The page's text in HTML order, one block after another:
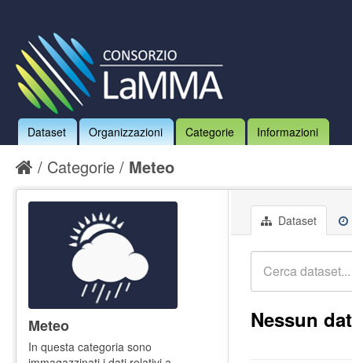
Dataset Organizzazioni Categorie Informazioni
Categorie Meteo
Dataset
Nessun
Meteo
In questa categoria sono